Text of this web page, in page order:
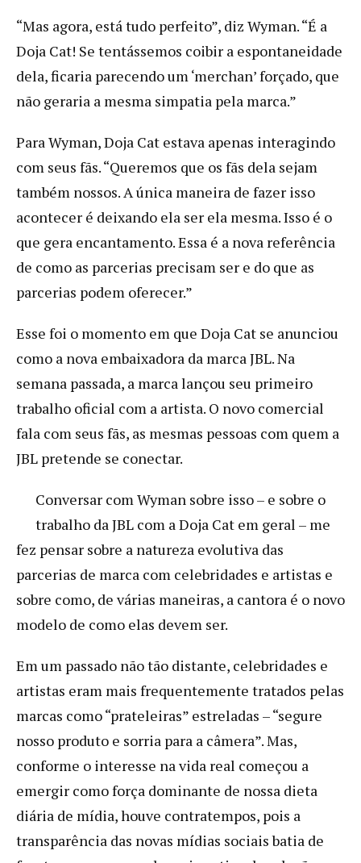
“Mas agora, está tudo perfeito”, diz Wyman. “É a
Doja Cat! Se tentássemos coibir a espontaneidade
dela, ficaria parecendo um ‘merchan’ forçado, que
não geraria a mesma simpatia pela marca.”
Para Wyman, Doja Cat estava apenas interagindo
com seus fãs. “Queremos que os fãs dela sejam
também nossos. A única maneira de fazer isso
acontecer é deixando ela ser ela mesma. Isso é o
que gera encantamento. Essa é a nova referência
de como as parcerias precisam ser e do que as
parcerias podem oferecer.”
Esse foi o momento em que Doja Cat se anunciou
como a nova embaixadora da marca JBL. Na
semana passada, a marca lançou seu primeiro
trabalho oficial com a artista. O novo comercial
fala com seus fãs, as mesmas pessoas com quem a
JBL pretende se conectar.
Conversar com Wyman sobre isso – e sobre o
trabalho da JBL com a Doja Cat em geral – me
fez pensar sobre a natureza evolutiva das
parcerias de marca com celebridades e artistas e
sobre como, de várias maneiras, a cantora é o novo
modelo de como elas devem ser.
Em um passado não tão distante, celebridades e
artistas eram mais frequentemente tratados pelas
marcas como “prateleiras” estreladas – “segure
nosso produto e sorria para a câmera”. Mas,
conforme o interesse na vida real começou a
emergir como força dominante de nossa dieta
diária de mídia, houve contratempos, pois a
transparência das novas mídias sociais batia de